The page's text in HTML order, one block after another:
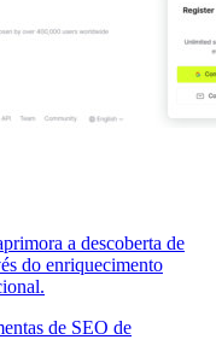
a descoberta de
do enriquecimento
de SEO de